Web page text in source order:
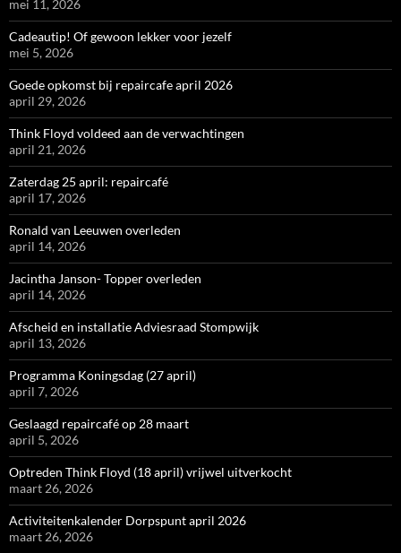
mei 11, 2026
Cadeautip! Of gewoon lekker voor jezelf
mei 5, 2026
Goede opkomst bij repaircafe april 2026
april 29, 2026
Think Floyd voldeed aan de verwachtingen
april 21, 2026
Zaterdag 25 april: repaircafé
april 17, 2026
Ronald van Leeuwen overleden
april 14, 2026
Jacintha Janson- Topper overleden
april 14, 2026
Afscheid en installatie Adviesraad Stompwijk
april 13, 2026
Programma Koningsdag (27 april)
april 7, 2026
Geslaagd repaircafé op 28 maart
april 5, 2026
Optreden Think Floyd (18 april) vrijwel uitverkocht
maart 26, 2026
Activiteitenkalender Dorpspunt april 2026
maart 26, 2026